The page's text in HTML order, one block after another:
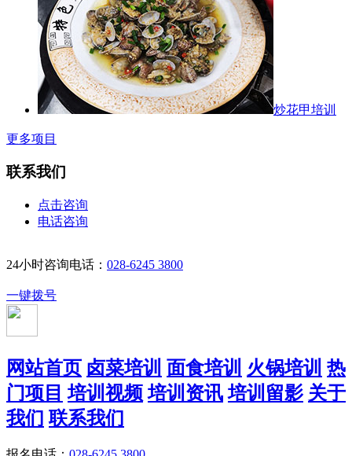
炒花甲培训
更多项目
联系我们
点击咨询
电话咨询
24小时咨询电话： 028-6245 3800
一键拨号
网站首页 卤菜培训 面食培训 火锅培训 热
门项目 培训视频 培训资讯 培训留影 关于
我们 联系我们